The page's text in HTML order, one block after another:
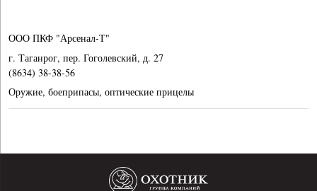
ООО ПКФ "Арсенал-Т"
г. Таганрог, пер. Гоголевский, д. 27
(8634) 38-38-56
Оружие, боеприпасы, оптические прицелы